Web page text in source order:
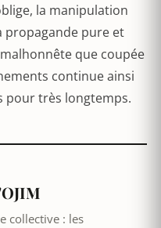
la manipulation
propagande pure et
que coupée
continue ainsi
pour très longtemps.
collective : les